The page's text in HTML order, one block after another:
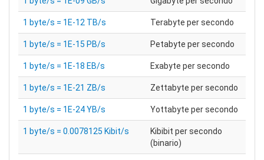
1 byte/s = 1E-12 TB/s Terabyte per secondo
1 byte/s = 1E-15 PB/s Petabyte per secondo
1 byte/s = 1E-18 EB/s Exabyte per secondo
1 byte/s = 1E-21 ZB/s Zettabyte per secondo
1 byte/s = 1E-24 YB/s Yottabyte per secondo
1 byte/s = 0.0078125 Kibit/s
Kibibit per secondo
(binario)